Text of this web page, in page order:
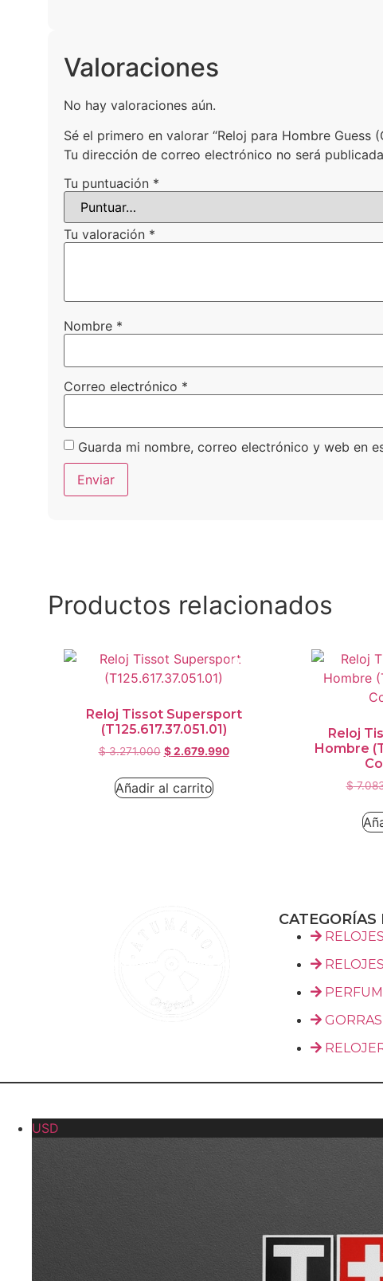
Valoraciones
No hay valoraciones aún.
Sé el primero en valorar “Reloj para Hombre Guess
Tu dirección de correo electrónico no será
Tu puntuación *
Tu valoración *
Nombre *
Correo electrónico *
Guarda mi nombre, correo electrónico y web en
Productos relacionados
¡Oferta!
Reloj Tissot Supersport
(T125.617.37.051.01)
$3.271.000 $2.679.990
Añadir al carrito
Reloj
Hombre
$
CATEGORÍAS
GORRAS
USD